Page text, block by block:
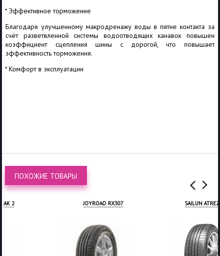
* Эффективное торможение
Благодаря улучшенному макродренажу воды в пятне контакта за
счёт разветвленной системы водоотводящих канавок повышен
коэффициент сцепления шины с дорогой, что повышает
эффективность торможения.
* Комфорт в эксплуатации
ПОХОЖИЕ ТОВАРЫ
SAILUN ATREZZO ELITE